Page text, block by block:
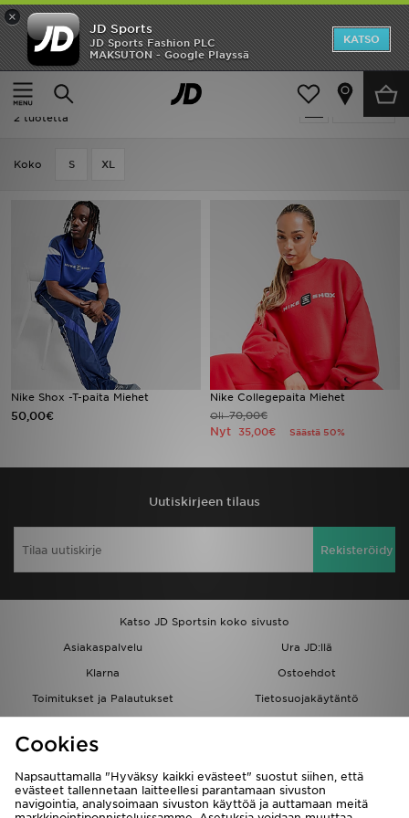
×
JD Sports
JD Sports Fashion PLC
MAKSUTON - Google Playssä
KATSO
Etusivu
Nike Shox Z
Suodata
Nike Shox Z
2 tuotetta
Koko S XL
Nike Shox -T-paita Miehet
50,00€
Nike Collegepaita Miehet
Oli70,00€
Nyt 35,00€ Säästä 50%
Uutiskirjeen tilaus
Rekisteröidy
Katso JD Sportsin koko sivusto
Asiakaspalvelu
Ura JD:llä
Klarna
Ostoehdot
Toimitukset ja Palautukset
Tietosuojakäytäntö
Löydä myymälä
Kumppanuusohjelma
JD Blog
Etusivu
Ale
Uutuudet
Lapset
Suosikit
Tuotemerkit
Inspiroidu
Minun viestini
Asiakaspalvelu ja tietoa
Cookies
Napsauttamalla "Hyväksy kaikki evästeet" suostut siihen, että
evästeet tallennetaan laitteellesi parantamaan sivuston
navigointia, analysoimaan sivuston käyttöä ja auttamaan meitä